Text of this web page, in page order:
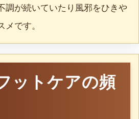
調が続いていたり風邪をひきや
です。
ットケアの頻